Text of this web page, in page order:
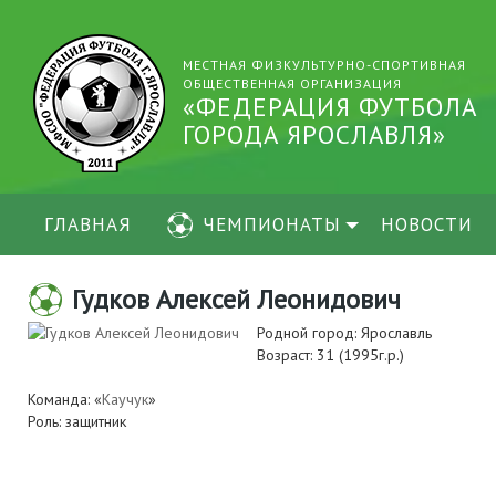
МЕСТНАЯ ФИЗКУЛЬТУРНО-СПОРТИВНАЯ
ОБЩЕСТВЕННАЯ ОРГАНИЗАЦИЯ
«ФЕДЕРАЦИЯ ФУТБОЛА
ГОРОДА ЯРОСЛАВЛЯ»
ГЛАВНАЯ ЧЕМПИОНАТЫ НОВОСТИ
Гудков Алексей Леонидович
Родной город: Ярославль
Возраст: 31 (1995г.р.)
Команда: «Каучук»
Роль: защитник